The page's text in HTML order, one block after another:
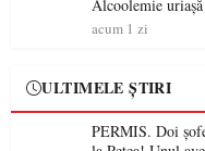
Alcoolemie
acum 1 zi
ULTIMELE ȘTIRI
PERMIS. Doi